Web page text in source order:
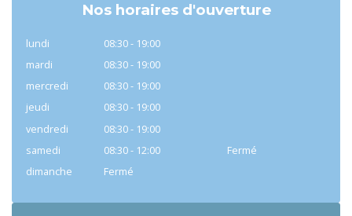
Nos horaires d'ouverture
lundi
08:30 - 19:00
mardi
08:30 - 19:00
mercredi
08:30 - 19:00
jeudi
08:30 - 19:00
vendredi
08:30 - 19:00
samedi
08:30 - 12:00
Fermé
dimanche
Fermé